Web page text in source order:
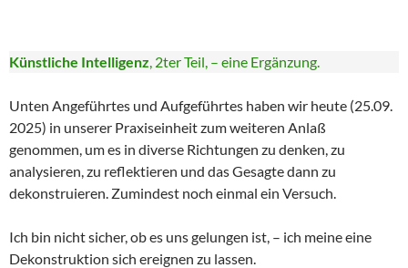
Künstliche Intelligenz, 2ter Teil, – eine Ergänzung.
Unten Angeführtes und Aufgeführtes haben wir heute (25.09.
2025) in unserer Praxiseinheit zum weiteren Anlaß
genommen, um es in diverse Richtungen zu denken, zu
analysieren, zu reflektieren und das Gesagte dann zu
dekonstruieren. Zumindest noch einmal ein Versuch.
Ich bin nicht sicher, ob es uns gelungen ist, – ich meine eine
Dekonstruktion sich ereignen zu lassen.